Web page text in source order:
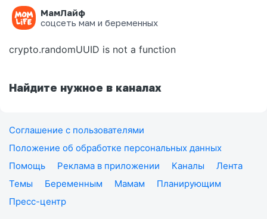
МамЛайф
соцсеть мам и беременных
Ошибка на странице
crypto.randomUUID is not a function
Найдите нужное в каналах
Соглашение с пользователями
Положение об обработке персональных данных
Помощь
Реклама в приложении Каналы
Лента
Темы
Беременным Мамам
Планирующим
Пресс-центр